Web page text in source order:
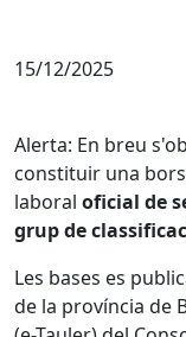
15/12/2025
Alerta: En breu
constituir una
laboral oficial de
grup de
Les bases es
de la província de